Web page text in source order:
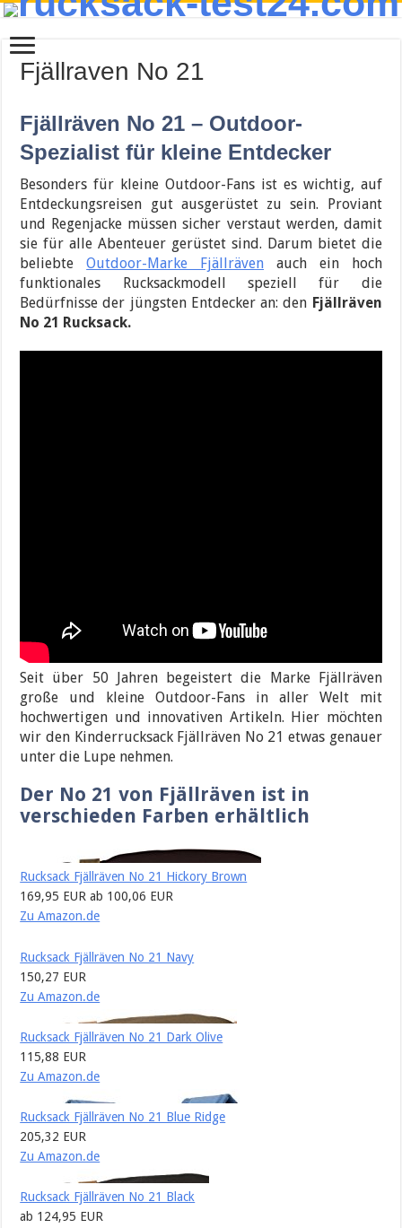
Fjällraven No 21
Fjällräven No 21 – Outdoor-
Spezialist für kleine Entdecker
Besonders für kleine Outdoor-Fans ist es wichtig, auf
Entdeckungsreisen gut ausgerüstet zu sein. Proviant
und Regenjacke müssen sicher verstaut werden, damit
sie für alle Abenteuer gerüstet sind. Darum bietet die
beliebteOutdoor-Marke Fjällräven auch ein hoch
funktionales Rucksackmodell speziell für die
Bedürfnisse der jüngsten Entdecker an: den Fjällräven
No 21 Rucksack.
Seit über 50 Jahren begeistert die Marke Fjällräven
große und kleine Outdoor-Fans in aller Welt mit
hochwertigen und innovativen Artikeln. Hier möchten
wir den Kinderrucksack Fjällräven No 21 etwas genauer
unter die Lupe nehmen.
Der No 21 von Fjällräven ist in
verschieden Farben erhältlich
Rucksack Fjällräven No 21 Hickory Brown
169,95 EUR ab 100,06 EUR
Zu Amazon.de
Rucksack Fjällräven No 21 Navy
150,27 EUR
Zu Amazon.de
Rucksack Fjällräven No 21 Dark Olive
115,88 EUR
Zu Amazon.de
Rucksack Fjällräven No 21 Blue Ridge
205,32 EUR
Zu Amazon.de
Rucksack Fjällräven No 21 Black
ab 124,95 EUR